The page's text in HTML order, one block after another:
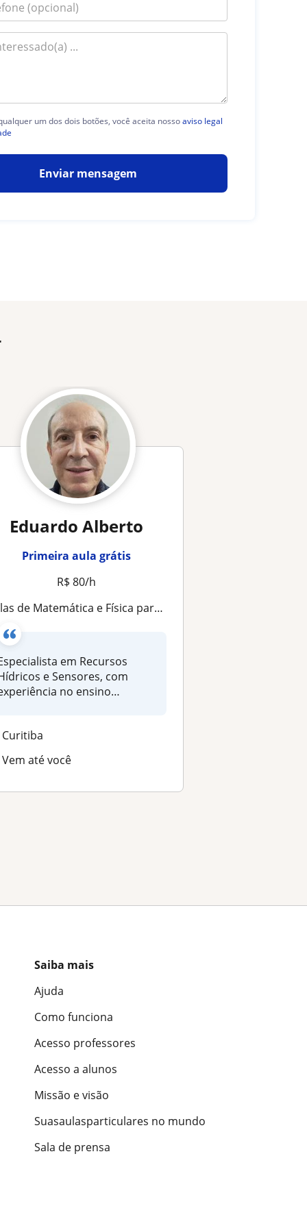
um dos dois botões, você aceita nossoaviso legal
Enviar mensagem
Eduardo Alberto
Primeira aula grátis
R$ 80/h
de Matemática e Física para o Ensino Médio e Superior
em Recursos
e Sensores, com
no ensino
Curitiba
Vem até você
Saiba mais
Ajuda
Como funciona
Acesso professores
Acesso a alunos
Missão e visão
Suasaulasparticulares no mundo
Sala de prensa